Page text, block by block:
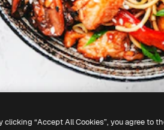
clicking “Accept All Cookies”, you agree to